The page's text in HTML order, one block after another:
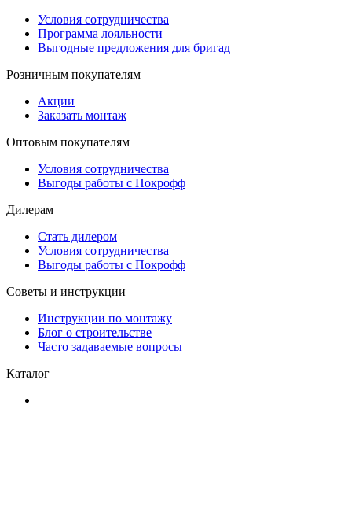
Условия сотрудничества
Программа лояльности
Выгодные предложения для бригад
Розничным покупателям
Акции
Заказать монтаж
Оптовым покупателям
Условия сотрудничества
Выгоды работы с Покрофф
Дилерам
Стать дилером
Условия сотрудничества
Выгоды работы с Покрофф
Советы и инструкции
Инструкции по монтажу
Блог о строительстве
Часто задаваемые вопросы
Каталог